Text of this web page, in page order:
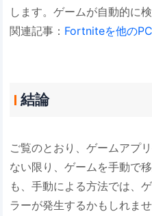
します。ゲームが自動的に
関連記事： Fortniteを他の
結論
ご覧のとおり、ゲームアプ
ない限り、ゲームを手動で
も、手動による方法では、
ラーが発生するかもしれま